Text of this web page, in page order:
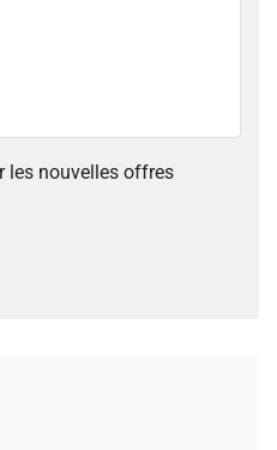
les nouvelles offres